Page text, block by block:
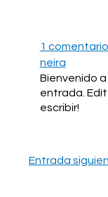
1 comentario
neira
Bienvenido
entrada.
escribir!
Navegación
Entrada